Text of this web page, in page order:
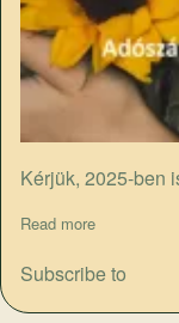
Kérjük, 2025-ben
Read more
Subscribe to